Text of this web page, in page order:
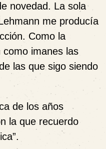
novedad. La sola
me producía
Como la
imanes las
las que sigo siendo
de los años
la que recuerdo